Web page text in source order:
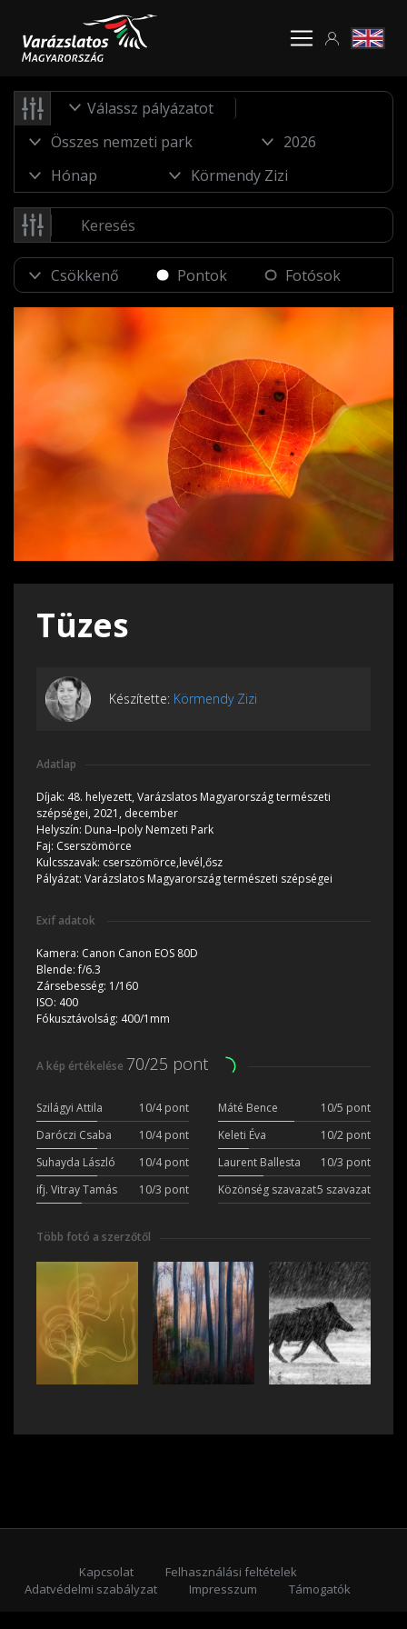
Válassz pályázatot
Pontok Fotósok
Tüzes
Készítette: Körmendy Zizi
Adatlap
Díjak: 48. helyezett, Varázslatos Magyarország természeti
szépségei, 2021, december
Helyszín: Duna–Ipoly Nemzeti Park
Faj: Cserszömörce
Kulcsszavak: cserszömörce,levél,ősz
Pályázat: Varázslatos Magyarország természeti szépségei
Exif adatok
Kamera: Canon Canon EOS 80D
Blende:f/6.3
Zársebesség: 1/160
ISO: 400
Fókusztávolság: 400/1mm
A kép értékelése 70/25 pont
Szilágyi Attila 10/4 pont Máté Bence
10/5 pont
Daróczi Csaba
10/4 pont Keleti Éva
10/2 pont
Suhayda László
10/4 pont Laurent Ballesta
10/3 pont
ifj. Vitray Tamás
10/3 pont Közönség szavazat5 szavazat
Több fotó a szerzőtől
Kapcsolat
Felhasználási feltételek
Adatvédelmi szabályzat
Impresszum
Támogatók